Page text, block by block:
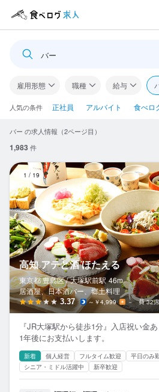
食べログ求人TOP
求人検索
閲覧履歴
気になる求人
検索履歴・保存した条件
応募履歴
WEB履歴書
スカウト・メルマガ受信設定
ヘルプ・お問い合わせフォーム
バー
雇用形態 職種 給与
人気の条件 正社員 アルバイト 食べロ
バー の求人情報（2ページ目）
1,983 件
1 / 19
高知 アテと酒 ほたえる
東京都 豊島区 / 大塚駅前駅 46m
居酒屋、日本酒バー、郷土料理
3.37 ～￥4,999 － 32席
『JR大塚駅から徒歩1分』入店祝い金
1年後にお支払いします。
新着 個人経営 フルタイム歓迎
平日のみ
シニア・ミドル活躍中
新卒歓迎